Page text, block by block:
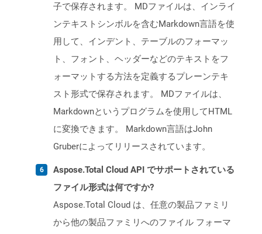
子で保存されます。 MDファイルは、インライ
ンテキストシンボルを含むMarkdown言語を使
用して、インデント、テーブルのフォーマッ
ト、フォント、ヘッダーなどのテキストをフ
ォーマットする方法を定義するプレーンテキ
スト形式で保存されます。 MDファイルは、
Markdownというプログラムを使用してHTML
に変換できます。 Markdown言語はJohn
Gruberによってリリースされています。
Aspose.Total Cloud API でサポートされている
ファイル形式は何ですか?
Aspose.Total Cloud は、任意の製品ファミリ
から他の製品ファミリへのファイル フォーマ